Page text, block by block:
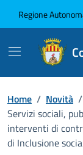
Regione
Home / Novità /
Servizi sociali,
interventi di
di Inclusione